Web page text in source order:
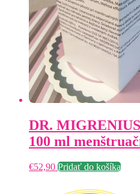
DR.
100 ml
€52,90 Pridať do košíka